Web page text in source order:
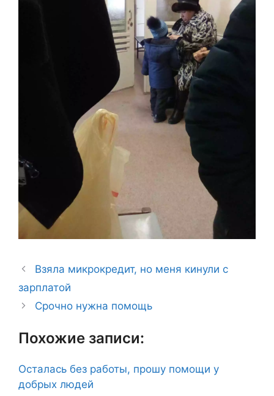
Взяла микрокредит, но меня кинули с
зарплатой
Срочно нужна помощь
Похожие записи:
Осталась без работы, прошу помощи у
добрых людей